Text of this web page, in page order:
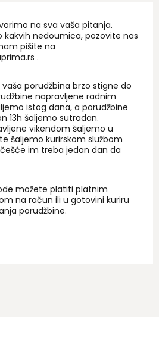
na sva vaša pitanja.
kakvih nedoumica, pozovite nas
pišite na
.
porudžbina brzo stigne do
napravljene radnim
istog dana, a porudžbine
13h šaljemo sutradan.
vikendom šaljemo u
šaljemo kurirskom službom
im treba jedan dan da
možete platiti platnim
na račun ili u gotovini kuriru
porudžbine.